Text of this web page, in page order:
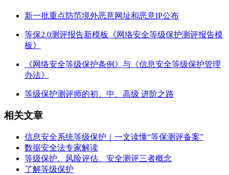
新一批重点防范境外恶意网址和恶意IP公布
等保2.0测评报告新模板《网络安全等级保护测评报告模
板》
《网络安全等级保护条例》与《信息安全等级保护管理
办法》
等级保护测评师的初、中、高级 进阶之路
相关文章
信息安全系统等级保护｜一文读懂“等保测评备案”
数据安全法专家解读
等级保护、风险评估、安全测评三者概念
了解等级保护